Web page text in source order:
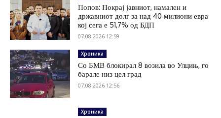
Попов: Покрај јавниот, намален и
државниот долг за над 40 милиони евра
кој сега е 51,7% од БДП
07.08.2026 12:59
Хроника
Со БМВ блокирал 8 возила во Улцињ, го
барале низ цел град
07.08.2026 12:56
Хроника